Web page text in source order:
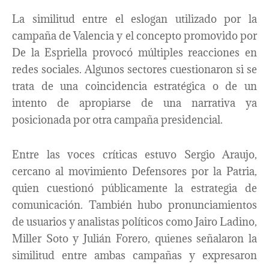
La similitud entre el eslogan utilizado por la
campaña de Valencia y el concepto promovido por
De la Espriella provocó múltiples reacciones en
redes sociales. Algunos sectores cuestionaron si se
trata de una coincidencia estratégica o de un
intento de apropiarse de una narrativa ya
posicionada por otra campaña presidencial.
Entre las voces críticas estuvo Sergio Araujo,
cercano al movimiento Defensores por la Patria,
quien cuestionó públicamente la estrategia de
comunicación. También hubo pronunciamientos
de usuarios y analistas políticos como Jairo Ladino,
Miller Soto y Julián Forero, quienes señalaron la
similitud entre ambas campañas y expresaron